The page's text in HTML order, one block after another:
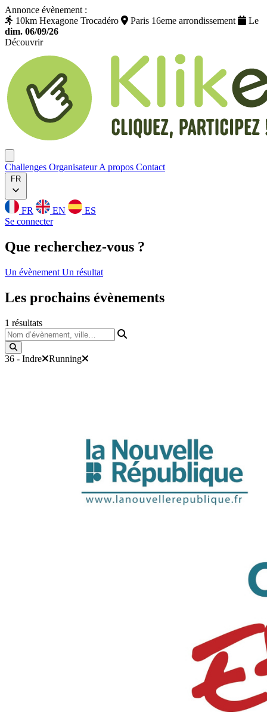
Annonce évènement :
10km Hexagone Trocadéro
Paris 16eme arrondissement
Le
dim. 06/09/26
Découvrir
Challenges OrganisateurA propos Contact
FR
FR EN
ES
Se connecter
Que recherchez-vous ?
Un évènement Un résultat
Les prochains évènements
1 résultats
Nom d’évènement, ville…
36 - Indre Running